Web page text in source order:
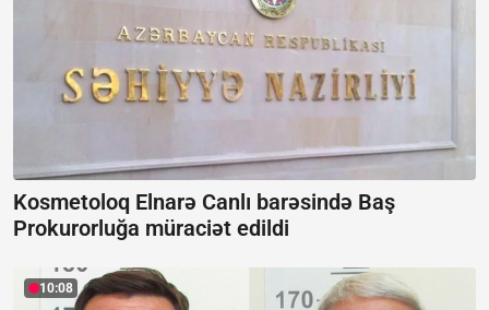
Kosmetoloq Elnarə Canlı barəsində Baş
Prokurorluğa müraciət edildi
10:08